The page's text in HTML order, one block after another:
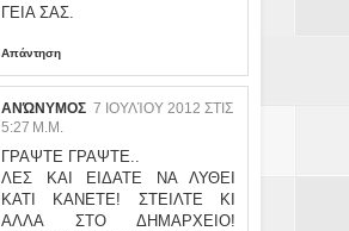
ΓΕΙΑ ΣΑΣ.
Απάντηση
ΑΝΏΝΥΜΟΣ 7 ΙΟΥΛΊΟΥ 2012 ΣΤΙΣ
5:27 Μ.Μ.
ΓΡΑΨΤΕ ΓΡΑΨΤΕ..
ΛΕΣ ΚΑΙ ΕΙΔΑΤΕ ΝΑ ΛΥΘΕΙ
ΚΑΤΙ ΚΑΝΕΤΕ! ΣΤΕΙΛΤΕ ΚΙ
ΑΛΛΑ ΣΤΟ ΔΗΜΑΡΧΕΙΟ!